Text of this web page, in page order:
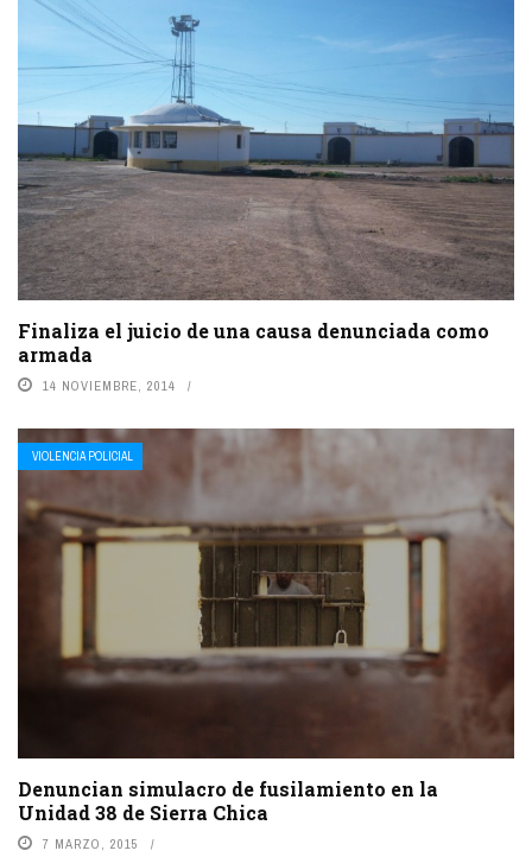
Finaliza el juicio de una causa denunciada como
armada
14 NOVIEMBRE, 2014
VIOLENCIA POLICIAL
Denuncian simulacro de fusilamiento en la
Unidad 38 de Sierra Chica
7 MARZO, 2015